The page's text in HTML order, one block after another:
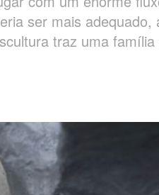
ser mais adequado,
traz uma família